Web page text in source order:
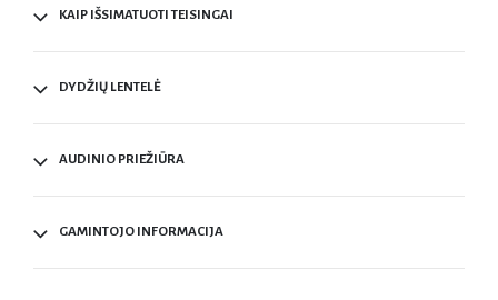
KAIP IŠSIMATUOTI TEISINGAI
DYDŽIŲ LENTELĖ
AUDINIO PRIEŽIŪRA
GAMINTOJO INFORMACIJA